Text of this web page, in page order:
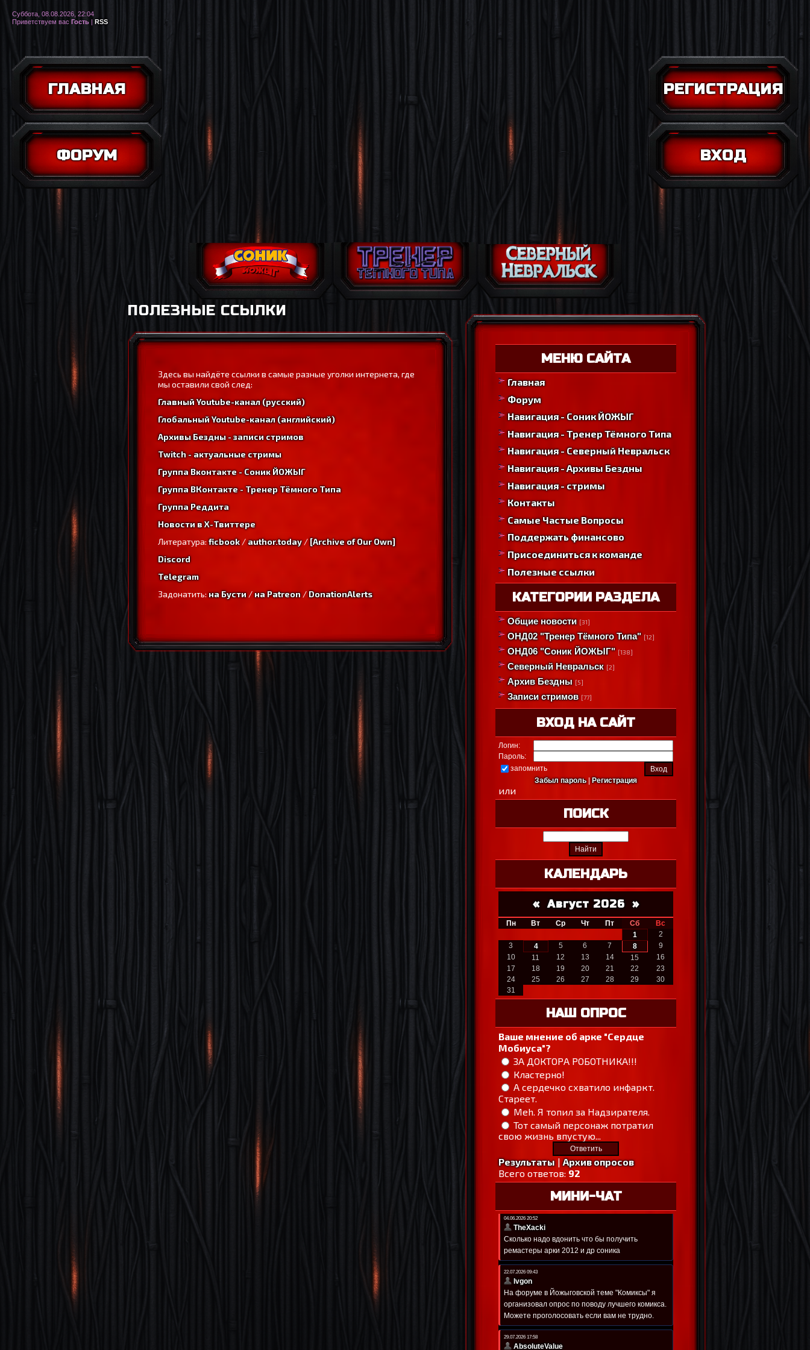
ГЛАВНАЯ
ФОРУМ
РЕГИСТРАЦИЯ
ВХОД
Суббота, 08.08.2026, 22:04
Приветствуем вас Гость | RSS
ПОЛЕЗНЫЕ ССЫЛКИ
Здесь вы найдёте ссылки в самые разные уголки интернета, где
мы оставили свой след:
Главный Youtube-канал (русский)
Глобальный Youtube-канал (английский)
Архивы Бездны - записи стримов
Twitch - актуальные стримы
Группа Вконтакте - Соник ЙОЖЫГ
Группа ВКонтакте - Тренер Тёмного Типа
Группа Реддита
Новости в X-Твиттере
Литература:ficbook/author.today/[Archive of Our Own]
Discord
Telegram
Задонатить:на Бусти/на Patreon/DonationAlerts
МЕНЮ САЙТА
Главная
Форум
Навигация - Соник ЙОЖЫГ
Навигация - Тренер Тёмного Типа
Навигация - Северный Невральск
Навигация - Архивы Бездны
Навигация - стримы
Контакты
Самые Частые Вопросы
Поддержать финансово
Присоединиться к команде
Полезные ссылки
КАТЕГОРИИ РАЗДЕЛА
Общие новости [31]
ОНД02 "Тренер Тёмного Типа" [12]
ОНД06 "Соник ЙОЖЫГ" [138]
Северный Невральск [2]
Архив Бездны [5]
Записи стримов [77]
ВХОД НА САЙТ
Логин:
Пароль:
запомнить
Забыл пароль|Регистрация
или
ПОИСК
КАЛЕНДАРЬ
« Август 2026 »
Пн Вт Ср Чт Пт Сб
Вс
1
2
3
4 5 6 7 8
9
10
11 12 13 14 15
16
17
18 19 20 21 22
23
24
25 26 27 28 29
30
31
НАШ ОПРОС
Ваше мнение об арке "Сердце
Мобиуса"?
ЗА ДОКТОРА РОБОТНИКА!!!
Кластерно!
А сердечко схватило инфаркт.
Стареет.
Meh. Я топил за Надзирателя.
Тот самый персонаж потратил
свою жизнь впустую...
Результаты|Архив опросов
Всего ответов: 92
МИНИ-ЧАТ